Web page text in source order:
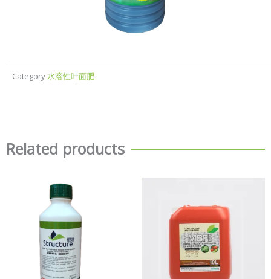
Category水溶性叶面肥
Related products